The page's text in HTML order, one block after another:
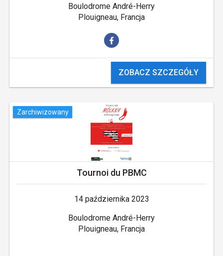
Boulodrome André-Herry
Plouigneau, Francja
ZOBACZ SZCZEGÓŁY
Zarchiwizowany
Tournoi du PBMC
14 października 2023
Boulodrome André-Herry
Plouigneau, Francja